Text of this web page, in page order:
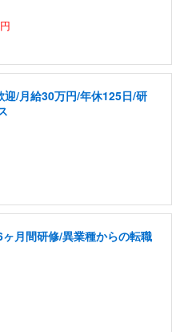
迎/月給30万円/年休125日/研
月間研修/異業種からの転職